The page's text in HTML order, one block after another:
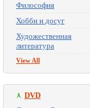
Философия
Хобби и досуг
Художественная
литература
View All
DVD